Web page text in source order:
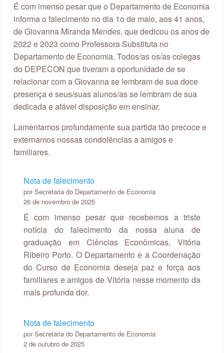
É com imenso pesar que o Departamento de Economia
informa o falecimento no dia 1o de maio, aos 41 anos,
de Giovanna Miranda Mendes, que dedicou os anos de
2022 e 2023 como Professora Substituta no
Departamento de Economia. Todos/as os/as colegas
do DEPECON que tiveram a oportunidade de se
relacionar com a Giovanna se lembram de sua doce
presença e seus/suas alunos/as se lembram de sua
dedicada e afável disposição em ensinar.
Lamentamos profundamente sua partida tão precoce e
externamos nossas condolências a amigos e
familiares.
Nota de falecimento
por Secretaria do Departamento de Economia
26 de novembro de 2025
É com imenso pesar que recebemos a triste
notícia do falecimento da nossa aluna de
graduação em Ciências Econômicas, Vitória
Ribeiro Porto. O Departamento e a Coordenação
do Curso de Economia deseja paz e força aos
familiares e amigos de Vitória nesse momento da
mais profunda dor.
Nota de falecimento
por Secretaria do Departamento de Economia
2 de outubro de 2025